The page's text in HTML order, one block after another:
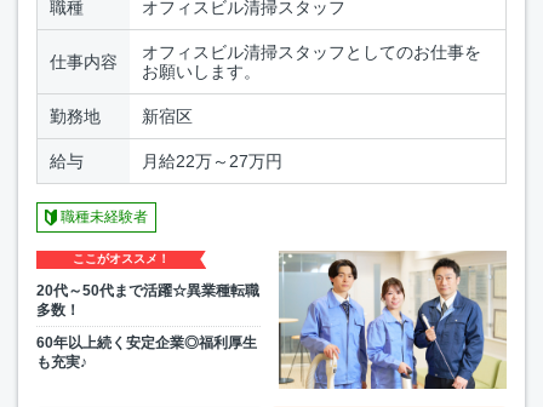
職種 オフィスビル清掃スタッフ
仕事内容
オフィスビル清掃スタッフとしてのお仕事を
お願いします。
勤務地 新宿区
給与 月給22万～27万円
職種未経験者
ここがオススメ！
20代～50代まで活躍☆異業種転職
多数！
60年以上続く安定企業◎福利厚生
も充実♪